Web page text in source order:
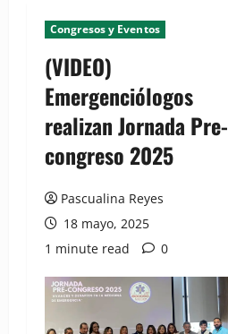
Congresos y Eventos
(VIDEO)
Emergenciólogos
realizan Jornada Pre-
congreso 2025
Pascualina Reyes
18 mayo, 2025
1 minute read
0